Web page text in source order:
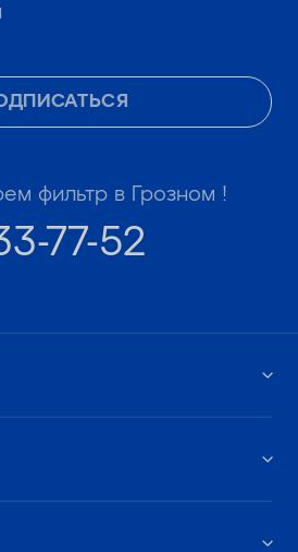
фильтр в Грозном !
77-52